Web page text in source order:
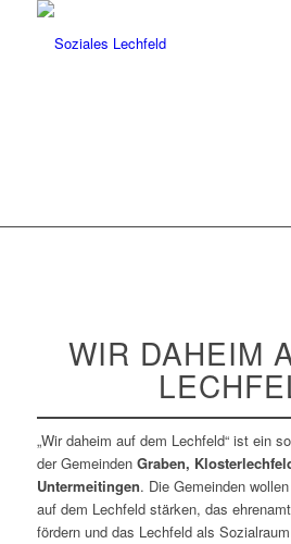
WIR DAHEIM
„Wir daheim auf dem Lechfeld“ ist ein
der Gemeinden Graben,
Untermeitingen. Die Gemeinden
auf dem Lechfeld stärken, das
fördern und das Lechfeld als